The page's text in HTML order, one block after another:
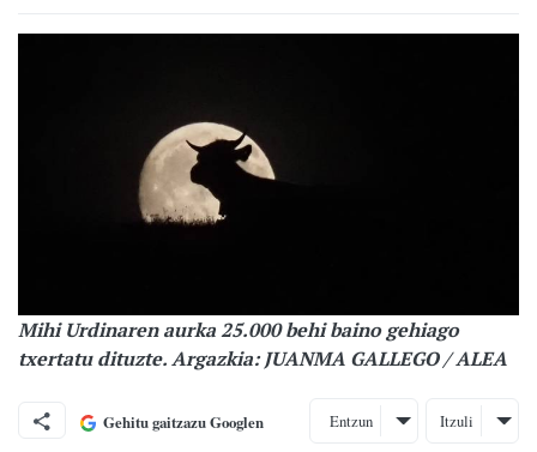
Mihi Urdinaren aurka 25.000 behi baino gehiago
txertatu dituzte. Argazkia: JUANMA GALLEGO / ALEA
Gehitu gaitzazu Googlen Entzun Itzuli